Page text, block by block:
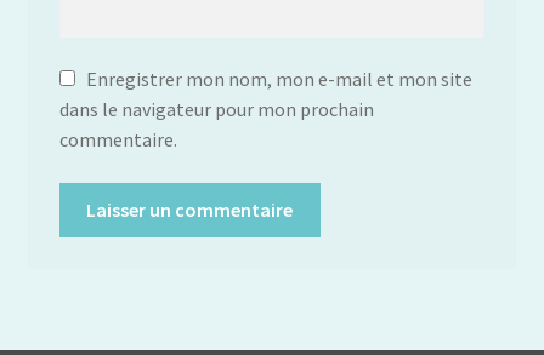
Enregistrer mon nom, mon e-mail et mon site
dans le navigateur pour mon prochain
commentaire.